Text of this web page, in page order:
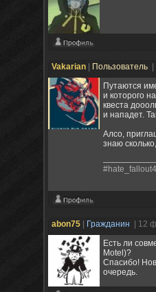
Vakarian Пользователь
Путаются
и которого
квеста
и нападет.
Алсо,
знаю
#hate_fallout4
abon75 Гражданин
| 12
Есть ли
Motel)?
Спасибо!
очередь.